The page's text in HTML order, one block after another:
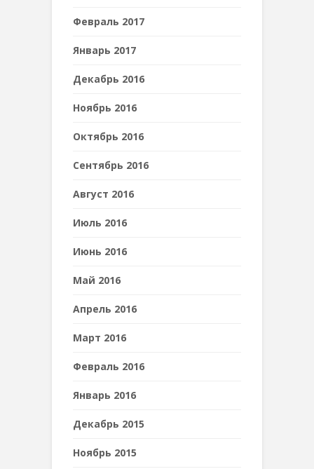
Февраль 2017
Январь 2017
Декабрь 2016
Ноябрь 2016
Октябрь 2016
Сентябрь 2016
Август 2016
Июль 2016
Июнь 2016
Май 2016
Апрель 2016
Март 2016
Февраль 2016
Январь 2016
Декабрь 2015
Ноябрь 2015